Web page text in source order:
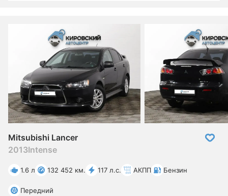
Mitsubishi Lancer
2013Intense
1.6 л 132 452 км. 117 л.с. АКПП Бензин
Передний